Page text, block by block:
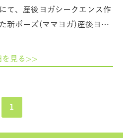
て、産後ヨガシークエンス作
新ポーズ(ママヨガ)産後ヨ…
を見る>>
1